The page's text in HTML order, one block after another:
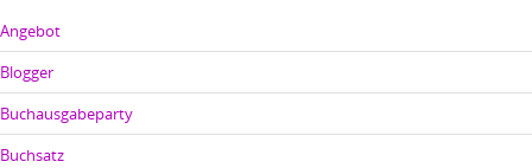
Angebot
Blogger
Buchausgabeparty
Buchsatz